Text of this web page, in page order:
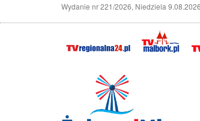
Wydanie nr 221/2026, Niedziela 9.08.2026